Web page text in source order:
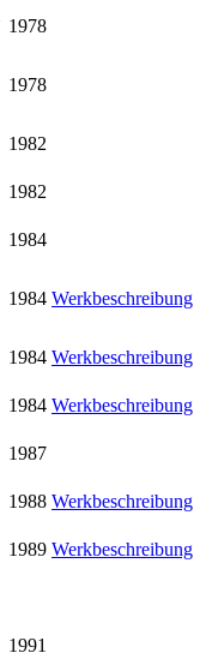
1978
1978
1982
1982
1984
1984 Werkbeschreibung
1984 Werkbeschreibung
1984 Werkbeschreibung
1987
1988 Werkbeschreibung
1989 Werkbeschreibung
1991